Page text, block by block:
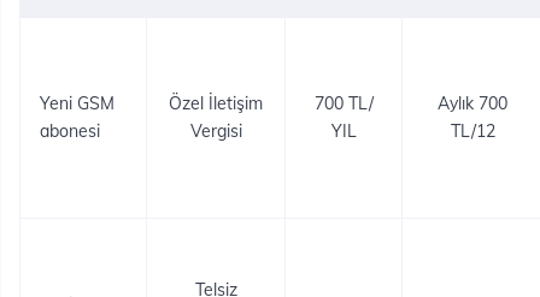
Yeni GSM
abonesi
Özel İletişim
Vergisi
700 TL/
YIL
Aylık 700
TL/12
Telsiz